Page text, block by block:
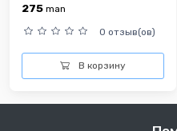
275 man
0 отзыв(ов)
В корзину